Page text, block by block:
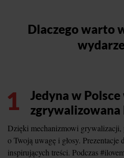
Dlaczego warto
1
Jedyna w Polsce
Dzięki mechanizmowi grywalizacji,
o Twoją uwagę i głosy. Prezentacje
inspirujących treści. Podczas